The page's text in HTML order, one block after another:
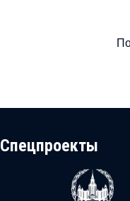
Cпецпроекты